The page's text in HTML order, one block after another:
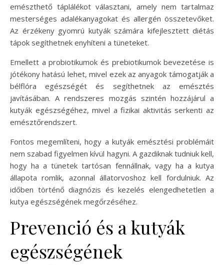
emészthető táplálékot választani, amely nem tartalmaz
mesterséges adalékanyagokat és allergén összetevőket.
Az érzékeny gyomrú kutyák számára kifejlesztett diétás
tápok segíthetnek enyhíteni a tüneteket.
Emellett a probiotikumok és prebiotikumok bevezetése is
jótékony hatású lehet, mivel ezek az anyagok támogatják a
bélflóra egészségét és segíthetnek az emésztés
javításában. A rendszeres mozgás szintén hozzájárul a
kutyák egészségéhez, mivel a fizikai aktivitás serkenti az
emésztőrendszert.
Fontos megemlíteni, hogy a kutyák emésztési problémáit
nem szabad figyelmen kívül hagyni. A gazdiknak tudniuk kell,
hogy ha a tünetek tartósan fennállnak, vagy ha a kutya
állapota romlik, azonnal állatorvoshoz kell fordulniuk. Az
időben történő diagnózis és kezelés elengedhetetlen a
kutya egészségének megőrzéséhez.
Prevenció és a kutyák
egészségének